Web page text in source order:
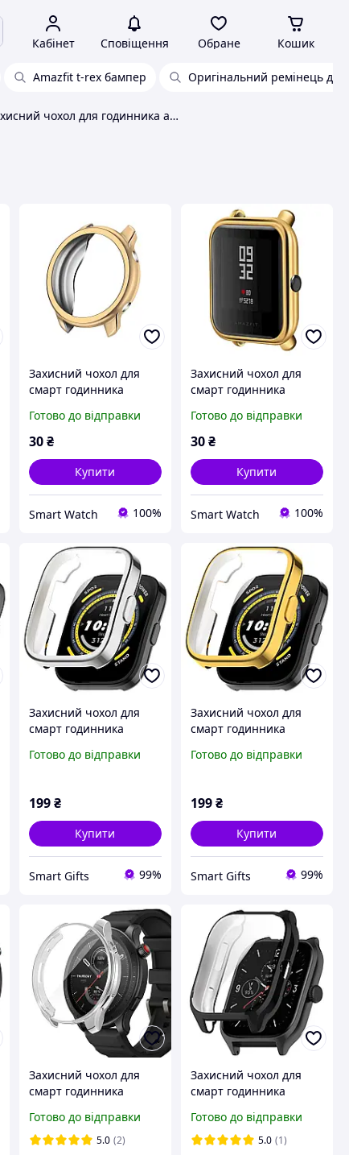
Кабінет Сповіщення Обране Кошик
Amazfit t-rex бампер Оригінальний ремінець
Захисний чохол для годинника amazfit
Захисний чохол для
смарт годинника
золотистий
Готово до відправки
30 ₴
Купити
Smart Watch 100%
Захисний чохол для
смарт годинника
Bip S золотистий
Готово до відправки
30₴
Купити
Smart Watch 100%
Захисний чохол для
смарт годинника
сріблястий
Готово до відправки
199 ₴
Купити
Smart Gifts 99%
Захисний чохол для
смарт годинника
золотистий
Готово до відправки
199₴
Купити
Smart Gifts 99%
Захисний чохол для
смарт годинника
сріблястий
Готово до відправки
5.0 (2)
Захисний чохол для
смарт годинника
Готово до відправки
5.0 (1)